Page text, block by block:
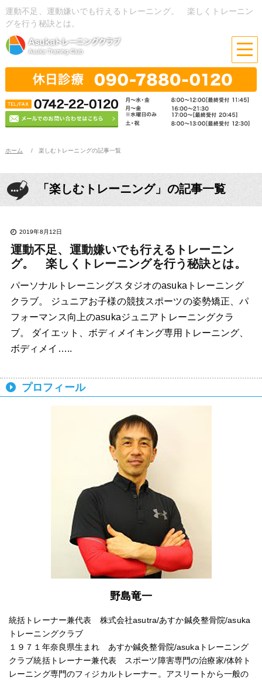
運動不足、運動嫌いでも行えるトレーニング。 楽しくトレーニン
グを行う秘訣とは。
ホーム 楽しむトレーニングの記事一覧
「楽しむトレーニング」の記事一覧
2019年8月12日
運動不足、運動嫌いでも行えるトレーニン
グ。 楽しくトレーニングを行う秘訣とは。
パーソナルトレーニングスタジオのasukaトレーニング
クラブ。 ジュニアお子様の競技スポーツの姿勢矯正、パ
フォーマンス向上のasukaジュニアトレーニングクラ
ブ。 ダイエット、ボディメイキング専用トレーニング、
ボディメイ…..
プロフィール
野島竜一
統括トレーナー兼代表 株式会社asutra/あすか鍼灸整骨院/asuka
トレーニングクラブ
１９７１年奈良県生まれ あすか鍼灸整骨院/asukaトレーニング
クラブ統括トレーナー兼代表 スポーツ障害専門の治療家/体幹ト
レーニング専門のフィジカルトレーナー。アスリートから一般の